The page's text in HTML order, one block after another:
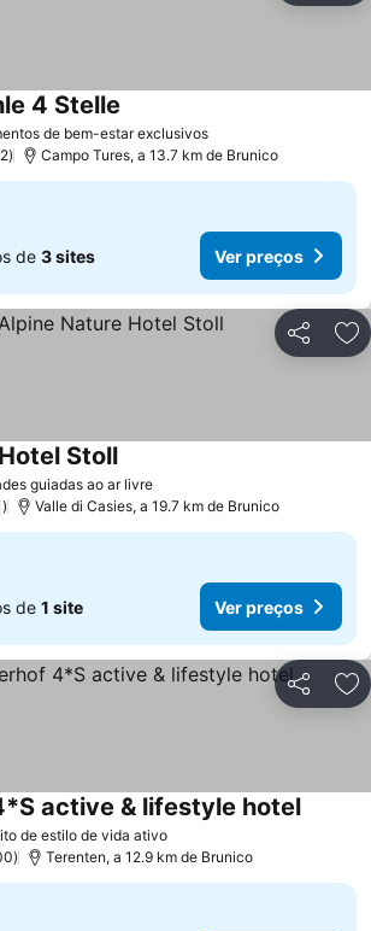
de bem-estar exclusivosVer preços
4 Stelle
Campo Tures, a 13.7 km de Brunico
de 3 sites Ver preços
Partilhar
guiadas ao ar livreVer preços
StollVer preços
Valle di Casies, a 19.7 km de Brunico
de 1 site Ver preços
Partilhar
de estilo de vida ativoVer preços
active & lifestyle hotelVer
Terenten, a 12.9 km de Brunico